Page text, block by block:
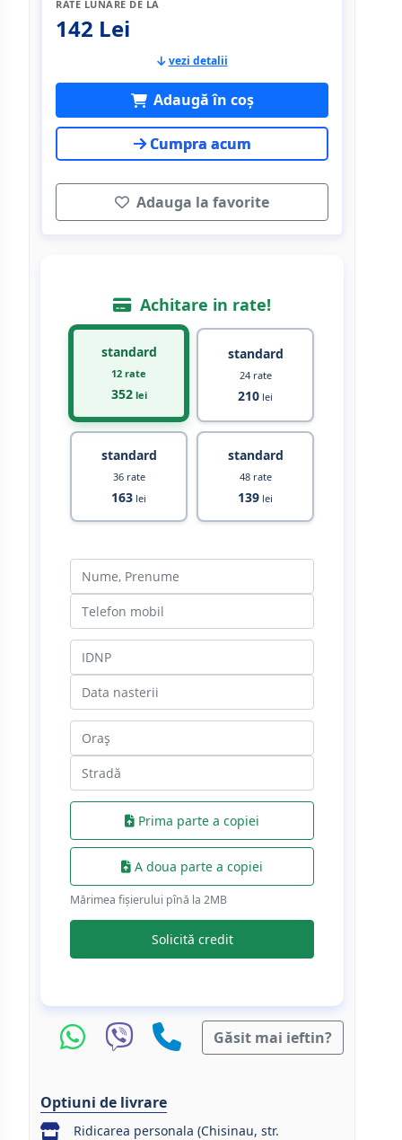
RATE LUNARE DE LA
142 Lei
vezi detalii
Adaugă în coș
Cumpra acum
Adauga la favorite
Achitare in rate!
standard
12 rate
352lei
standard
24 rate
210 lei
standard
36 rate
163 lei
standard
48 rate
139 lei
Prima parte a copiei
A doua parte a copiei
Mărimea fișierului pînă la 2МB
Solicită credit
Găsit mai ieftin?
Optiuni de livrare
Ridicarea personala (Chisinau, str.